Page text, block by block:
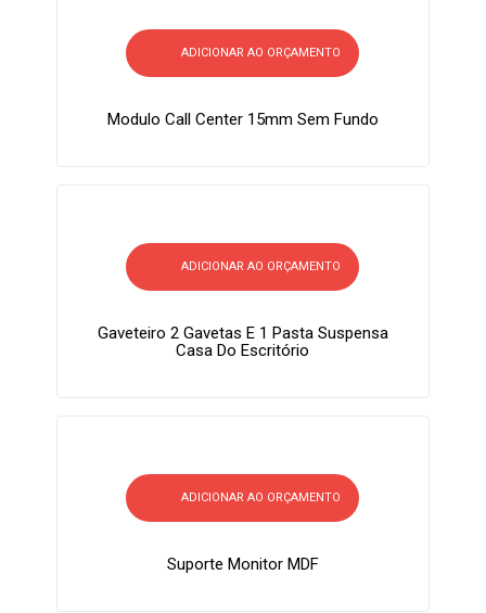
ADICIONAR AO ORÇAMENTO
Modulo Call Center 15mm Sem Fundo
ADICIONAR AO ORÇAMENTO
Gaveteiro 2 Gavetas E 1 Pasta Suspensa
Casa Do Escritório
ADICIONAR AO ORÇAMENTO
Suporte Monitor MDF